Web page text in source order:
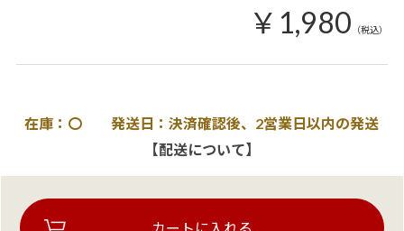
￥1,980 （税込）
在庫：〇 発送日：決済確認後、2営業日以内の発送
【配送について】